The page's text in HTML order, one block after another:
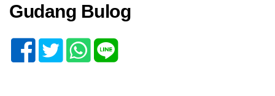
Gudang Bulog